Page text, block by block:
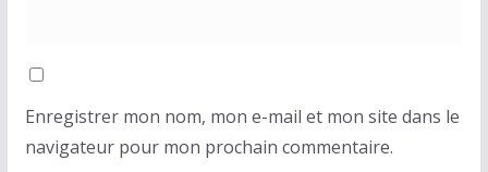
Enregistrer mon nom, mon e-mail et mon site dans le
navigateur pour mon prochain commentaire.